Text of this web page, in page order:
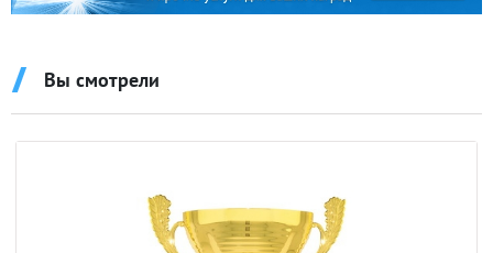
Вы смотрели